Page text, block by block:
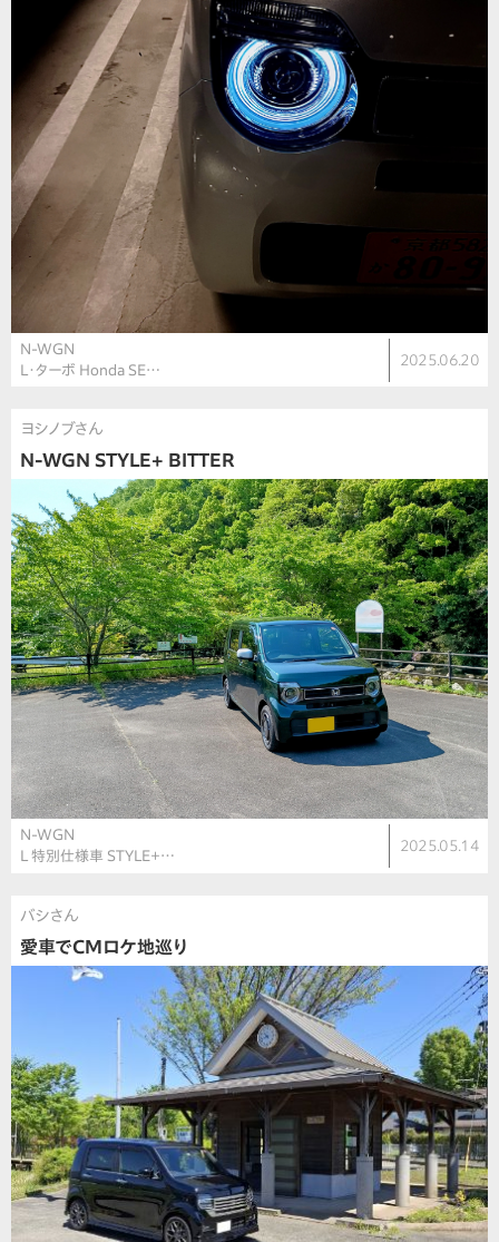
N-WGN
L・ターボ Honda SE…
2025.06.20
ヨシノブさん
N-WGN STYLE+ BITTER
N-WGN
L 特別仕様車 STYLE＋…
2025.05.14
バシさん
愛車でCMロケ地巡り